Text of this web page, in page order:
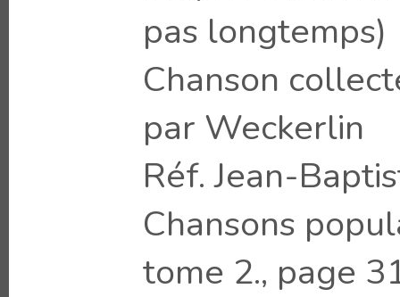
pas longtemps)
Chanson
par Weckerlin
Réf. Jean-
Chansons
tome 2., page